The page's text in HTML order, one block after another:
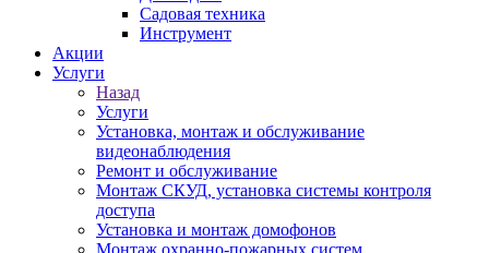
Садовая техника
Инструмент
Акции
Услуги
Назад
Услуги
Установка, монтаж и обслуживание
видеонаблюдения
Ремонт и обслуживание
Монтаж СКУД, установка системы контроля
доступа
Установка и монтаж домофонов
Монтаж охранно-пожарных систем